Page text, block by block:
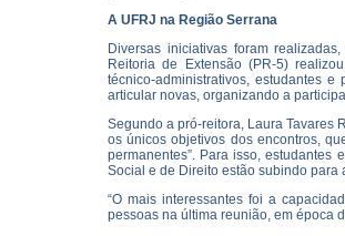
A UFRJ na Região Serrana
Diversas iniciativas foram
Reitoria de Extensão (PR-5)
técnico-administrativos, estudantes
articular novas, organizando a
Segundo a pró-reitora, Laura Tavares
os únicos objetivos dos encontros,
permanentes”. Para isso,
Social e de Direito estão subindo para
“O mais interessantes foi a
pessoas na última reunião, em época